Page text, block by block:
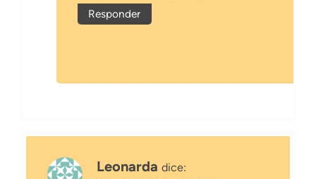
Responder
Leonarda dice: